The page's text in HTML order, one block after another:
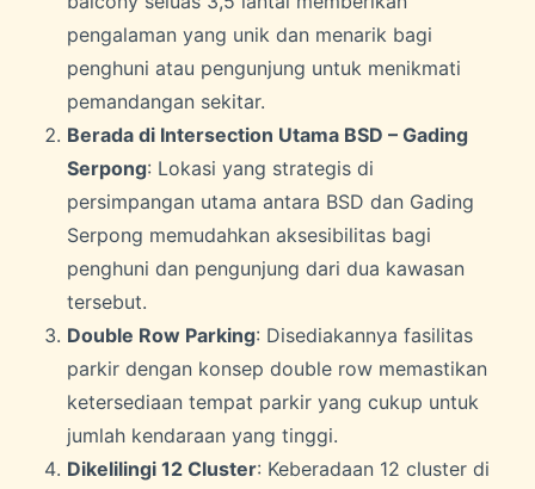
pengalaman yang unik dan menarik bagi
penghuni atau pengunjung untuk menikmati
pemandangan sekitar.
Berada di Intersection Utama BSD – Gading
Serpong: Lokasi yang strategis di
persimpangan utama antara BSD dan Gading
Serpong memudahkan aksesibilitas bagi
penghuni dan pengunjung dari dua kawasan
tersebut.
Double Row Parking: Disediakannya fasilitas
parkir dengan konsep double row memastikan
ketersediaan tempat parkir yang cukup untuk
jumlah kendaraan yang tinggi.
Dikelilingi 12 Cluster: Keberadaan 12 cluster di